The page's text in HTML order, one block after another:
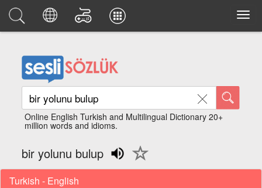
Online English Turkish and Multilingual Dictionary 20+
million words and idioms.
bir yolunu bulup
Turkish - English